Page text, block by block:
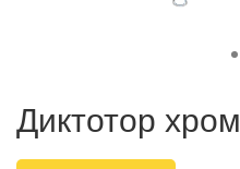
Диктотор хром